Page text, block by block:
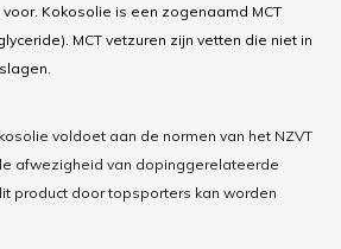
Kokosolie is een zogenaamd MCT
MCT vetzuren zijn vetten die niet in
voldoet aan de normen van het NZVT
afwezigheid van dopinggerelateerde
product door topsporters kan worden